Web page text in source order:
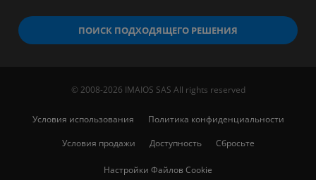
ПОИСК ПОДХОДЯЩЕГО РЕШЕНИЯ
© 2008-2026 IMAIOS SAS All rights reserved
Условия использования
Политика конфиденциальности
Условия продажи
Доступность Сбросьте
Настройки Файлов Cookie